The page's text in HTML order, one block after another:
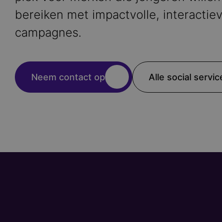
bereiken met impactvolle,
campagnes.
Neem contact op Alle social